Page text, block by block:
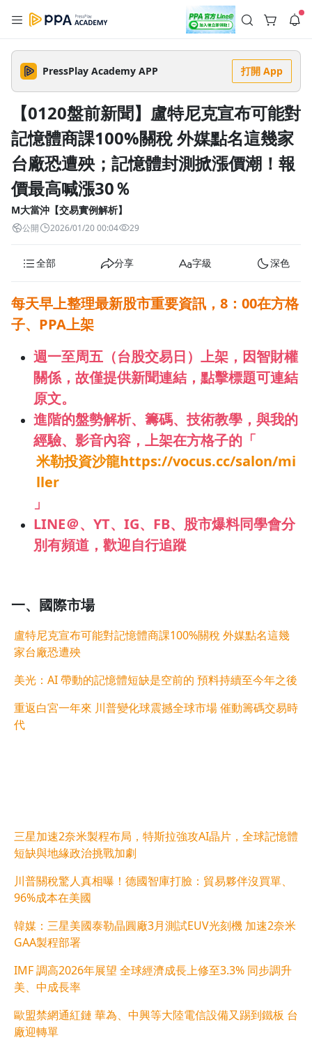
註冊領取 上千元優惠券！
公告
🌞 PPA 避暑津貼．冷氣房升級｜期間快閃活動
🥵 酷暑限時快閃｜單筆滿 NT$2,500 現折 NT$300、再贈最高
2% 點數回饋！🚀 酷暑來襲．偷偷在冷氣房升級 📈⭐️ 【冷氣房
進修 限時開跑】◾單筆滿 NT$2,500 現折 NT$300◾活動期間：
即日起 - 8/13（只有一週）-📣 酷暑季好康 \ 再加碼 /→ 點數回饋
無上限🔥購買任一課程 or 訂閱✅ 消費即享回饋 1% 點數✅ 滿
$5,000 回饋 2% 點數🎁 此為 PPA 官方帳號 Line@ 專屬活動，加
入好友👉 享有「渠道專屬活動」及「個人化推播」！
1 天前
查看全部
PressPlay Academy APP 打開 App
【0120盤前新聞】盧特尼克宣布可能對
記憶體商課100%關稅 外媒點名這幾家
台廠恐遭殃；記憶體封測掀漲價潮！報
價最高喊漲30％
M大當沖【交易實例解析】
公開 2026/01/20 00:04 29
全部 分享 字級 深色
每天早上整理最新股市重要資訊， 8：00在方格
子、PPA上架
週一至周五（台股交易日）上架，因智財權
關係，故僅提供新聞連結，點擊標題可連結
原文。
進階的盤勢解析、籌碼、技術教學，與我的
經驗、影音內容 ，上架在方格子的「
米勒投資沙龍https://vocus.cc/salon/mi
ller
」
LINE＠、YT、IG、FB、股市爆料同學會分
別有頻道，歡迎自行追蹤
一、國際市場
盧特尼克宣布可能對記憶體商課100%關稅 外媒點名這幾
家台廠恐遭殃
美光：AI 帶動的記憶體短缺是空前的 預料持續至今年之後
重返白宮一年來 川普變化球震撼全球市場 催動籌碼交易時
代
三星加速2奈米製程布局，特斯拉強攻AI晶片，全球記憶體
短缺與地緣政治挑戰加劇
川普關稅驚人真相曝！德國智庫打臉：貿易夥伴沒買單、
96%成本在美國
韓媒：三星美國泰勒晶圓廠3月測試EUV光刻機 加速2奈米
GAA製程部署
IMF 調高2026年展望 全球經濟成長上修至3.3% 同步調升
美、中成長率
歐盟禁網通紅鏈 華為、中興等大陸電信設備又踢到鐵板 台
廠迎轉單
--:-- --:--
1.0x
播放速度
1.25x
0.75x
追蹤列表
返回播放器
清除全部